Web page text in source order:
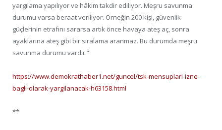
yargılama yapılıyor ve hâkim takdir ediliyor. Meşru savunma
durumu varsa beraat veriliyor. Örneğin 200 kişi, güvenlik
güçlerinin etrafını sararsa artık önce havaya ateş aç, sonra
ayaklarına ateş gibi bir sıralama aranmaz. Bu durumda meşru
savunma durumu vardır.”
https://www.demokrathaber1.net/guncel/tsk-mensuplari-izne-
bagli-olarak-yargilanacak-h63158.html
**